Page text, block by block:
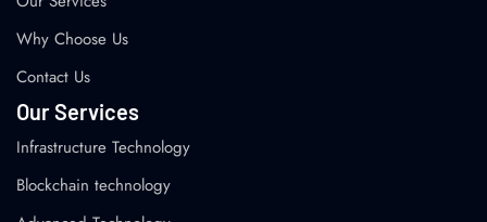
Why Choose Us
Contact Us
Our Services
Infrastructure Technology
Blockchain technology